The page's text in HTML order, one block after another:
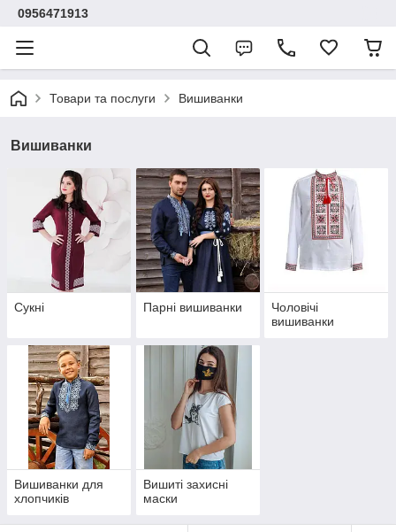
0956471913
Товари та послуги Вишиванки
Вишиванки
Сукні Парні вишиванки
Чоловічі
вишиванки
Вишиванки для
хлопчиків
Вишиті захисні
маски